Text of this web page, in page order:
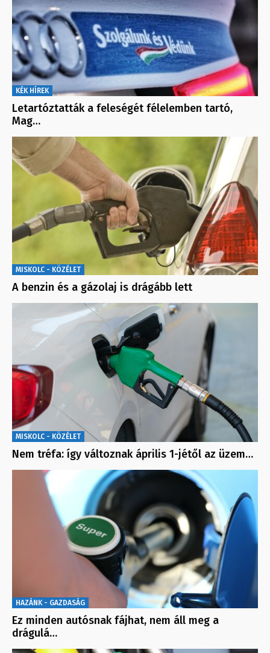
KÉK HÍREK
Letartóztatták a feleségét félelemben tartó,
Mag…
MISKOLC - KÖZÉLET
A benzin és a gázolaj is drágább lett
MISKOLC - KÖZÉLET
Nem tréfa: így változnak április 1-jétől az üzem…
HAZÁNK - GAZDASÁG
Ez minden autósnak fájhat, nem áll meg a
drágulá…